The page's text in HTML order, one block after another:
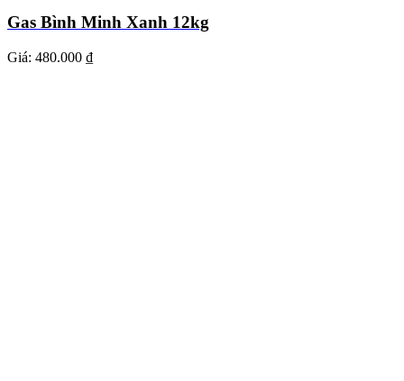
Gas Bình Minh Xanh 12kg
Giá: 480.000 ₫